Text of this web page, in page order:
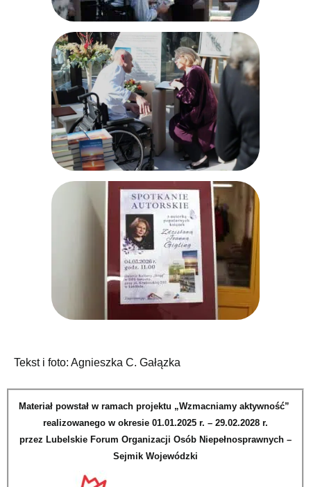
Tekst i foto: Agnieszka C. Gałązka
Materiał powstał w ramach projektu „Wzmacniamy aktywność”
realizowanego w okresie 01.01.2025 r. – 29.02.2028 r.
przez Lubelskie Forum Organizacji Osób Niepełnosprawnych –
Sejmik Wojewódzki